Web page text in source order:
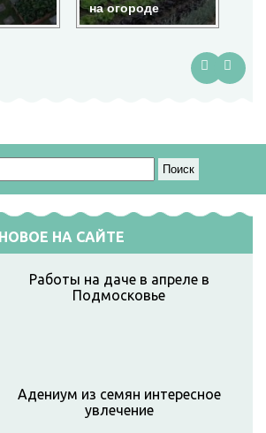
на огороде
НОВОЕ НА САЙТЕ
Работы на даче в апреле в
Подмосковье
Адениум из семян интересное
увлечение